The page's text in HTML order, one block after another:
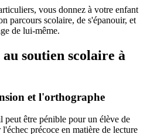
vous donnez à votre enfant
parcours scolaire, de s'épanouir, et
de lui-même.
soutien scolaire à
et l'orthographe
peut être pénible pour un élève de
précoce en matière de lecture